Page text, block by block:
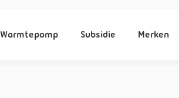
Warmtepomp Subsidie Merken